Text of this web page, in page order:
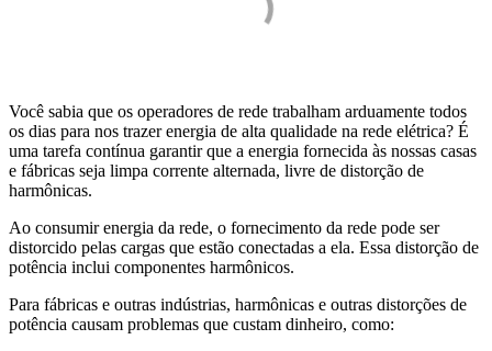
Você sabia que os operadores de rede trabalham arduamente todos
os dias para nos trazer energia de alta qualidade na rede elétrica? É
uma tarefa contínua garantir que a energia fornecida às nossas casas
e fábricas seja limpa corrente alternada, livre de distorção de
harmônicas.
Ao consumir energia da rede, o fornecimento da rede pode ser
distorcido pelas cargas que estão conectadas a ela. Essa distorção de
potência inclui componentes harmônicos.
Para fábricas e outras indústrias, harmônicas e outras distorções de
potência causam problemas que custam dinheiro, como: